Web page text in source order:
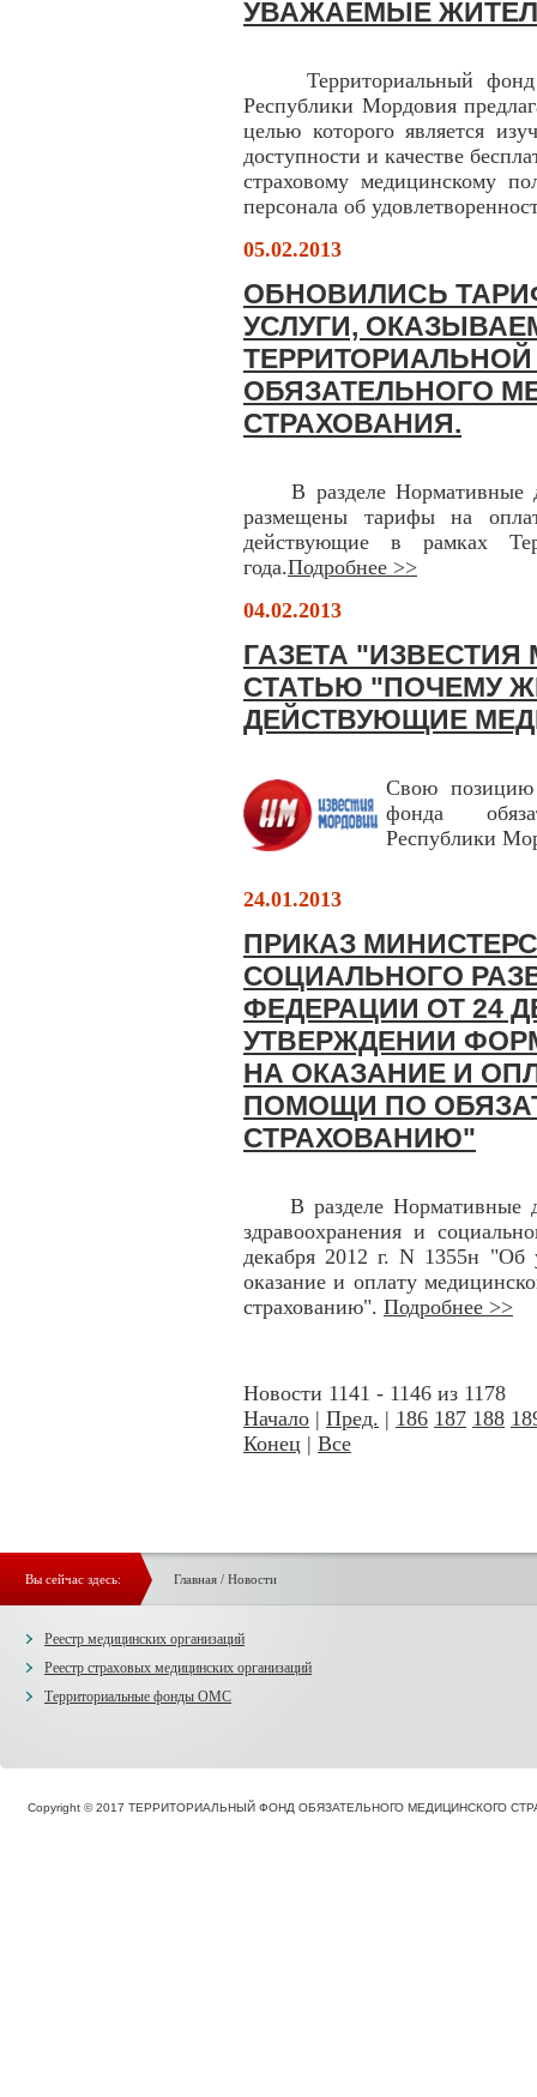
УВАЖАЕМЫЕ
Территориальный фонд
Республики Мордовия
целью которого является
доступности и качестве
страховому медицинскому
персонала об
05.02.2013
ОБНОВИЛИСЬ
УСЛУГИ,
ОБЯЗАТЕЛЬНОГО
СТРАХОВАНИЯ.
В разделе Нормативные
размещены тарифы на
действующие в рамках
года.Подробнее >>
04.02.2013
ГАЗЕТА
СТАТЬЮ "ПОЧЕМУ
ДЕЙСТВУЮЩИЕ
Свою позицию
фонда
Республики
24.01.2013
ПРИКАЗ
СОЦИАЛЬНОГО
ФЕДЕРАЦИИ ОТ 24
УТВЕРЖДЕНИИ
НА ОКАЗАНИЕ И
ПОМОЩИ ПО
СТРАХОВАНИЮ"
В разделе Нормативные
здравоохранения и
декабря 2012 г. N 1355н "Об
оказание и оплату
страхованию". Подробнее >>
Новости 1141 - 1146 из 1178
Начало | Пред. | 186 187 188
Конец | Все
Вы сейчас здесь: Главная/ Новости
Реестр медицинских организаций
Реестр страховых медицинских организаций
Территориальные фонды ОМС
Copyright © 2017 ТЕРРИТОРИАЛЬНЫЙ ФОНД ОБЯЗАТЕЛЬНОГО МЕДИЦИНСКОГО